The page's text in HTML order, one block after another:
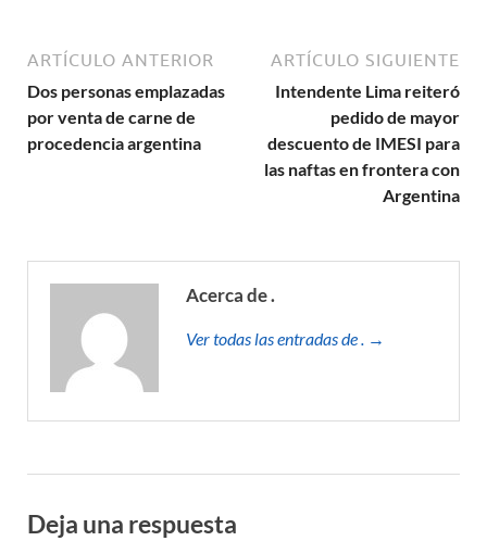
ARTÍCULO ANTERIOR
Dos personas emplazadas
por venta de carne de
procedencia argentina
ARTÍCULO SIGUIENTE
Intendente Lima reiteró
pedido de mayor
descuento de IMESI para
las naftas en frontera con
Argentina
Acerca de .
Ver todas las entradas de . →
Deja una respuesta